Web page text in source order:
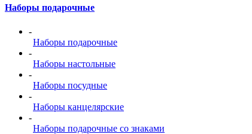
Наборы подарочные
-
Наборы подарочные
-
Наборы настольные
-
Наборы посудные
-
Наборы канцелярские
-
Наборы подарочные со знаками